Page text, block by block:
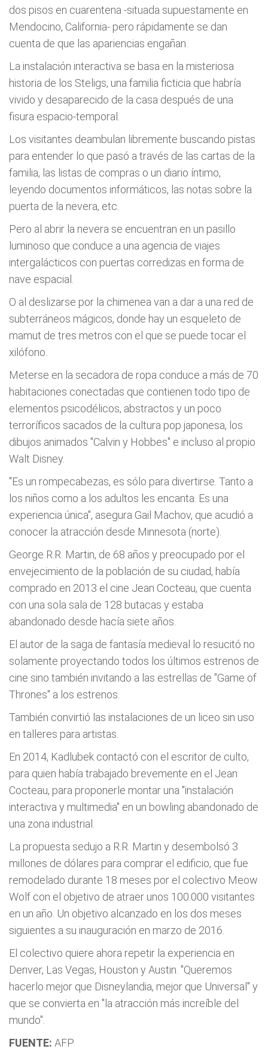
dos pisos en cuarentena -situada supuestamente en
Mendocino, California- pero rápidamente se dan
cuenta de que las apariencias engañan.
La instalación interactiva se basa en la misteriosa
historia de los Steligs, una familia ficticia que habría
vivido y desaparecido de la casa después de una
fisura espacio-temporal.
Los visitantes deambulan libremente buscando pistas
para entender lo que pasó a través de las cartas de la
familia, las listas de compras o un diario íntimo,
leyendo documentos informáticos, las notas sobre la
puerta de la nevera, etc.
Pero al abrir la nevera se encuentran en un pasillo
luminoso que conduce a una agencia de viajes
intergalácticos con puertas corredizas en forma de
nave espacial.
O al deslizarse por la chimenea van a dar a una red de
subterráneos mágicos, donde hay un esqueleto de
mamut de tres metros con el que se puede tocar el
xilófono.
Meterse en la secadora de ropa conduce a más de 70
habitaciones conectadas que contienen todo tipo de
elementos psicodélicos, abstractos y un poco
terroríficos sacados de la cultura pop japonesa, los
dibujos animados "Calvin y Hobbes" e incluso al propio
Walt Disney.
"Es un rompecabezas, es sólo para divertirse. Tanto a
los niños como a los adultos les encanta. Es una
experiencia única", asegura Gail Machov, que acudió a
conocer la atracción desde Minnesota (norte).
George R.R. Martin, de 68 años y preocupado por el
envejecimiento de la población de su ciudad, había
comprado en 2013 el cine Jean Cocteau, que cuenta
con una sola sala de 128 butacas y estaba
abandonado desde hacía siete años.
El autor de la saga de fantasía medieval lo resucitó no
solamente proyectando todos los últimos estrenos de
cine sino también invitando a las estrellas de "Game of
Thrones" a los estrenos.
También convirtió las instalaciones de un liceo sin uso
en talleres para artistas.
En 2014, Kadlubek contactó con el escritor de culto,
para quien había trabajado brevemente en el Jean
Cocteau, para proponerle montar una "instalación
interactiva y multimedia" en un bowling abandonado de
una zona industrial.
La propuesta sedujo a R.R. Martin y desembolsó 3
millones de dólares para comprar el edificio, que fue
remodelado durante 18 meses por el colectivo Meow
Wolf con el objetivo de atraer unos 100.000 visitantes
en un año. Un objetivo alcanzado en los dos meses
siguientes a su inauguración en marzo de 2016.
El colectivo quiere ahora repetir la experiencia en
Denver, Las Vegas, Houston y Austin. "Queremos
hacerlo mejor que Disneylandia, mejor que Universal" y
que se convierta en "la atracción más increíble del
mundo".
FUENTE: AFP